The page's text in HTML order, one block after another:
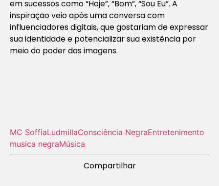
em sucessos como “Hoje”, “Bom”, “Sou Eu”. A
inspiração veio após uma conversa com
influenciadores digitais, que gostariam de expressar
sua identidade e potencializar sua existência por
meio do poder das imagens.
MC SoffiaLudmillaConsciência NegraEntretenimento
musica negraMúsica
Compartilhar